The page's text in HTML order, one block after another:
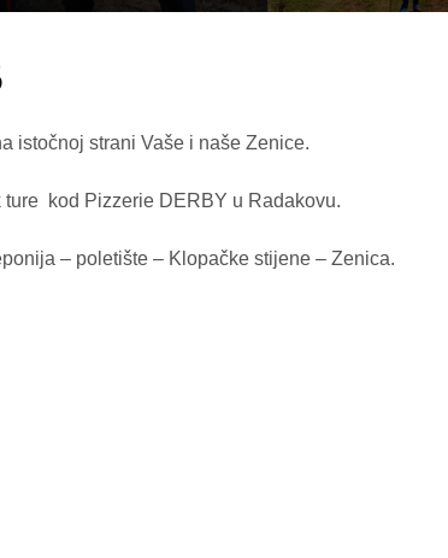
istočnoj strani Vaše i naše Zenice.
kod Pizzerie DERBY u Radakovu.
– poletište – Klopačke stijene – Zenica.